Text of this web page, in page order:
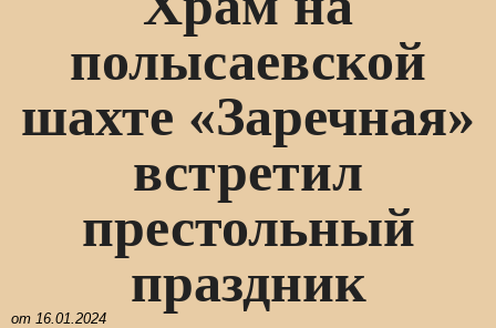
полысаевской
шахте «Заречная»
встретил
престольный
праздник
от 16.01.2024